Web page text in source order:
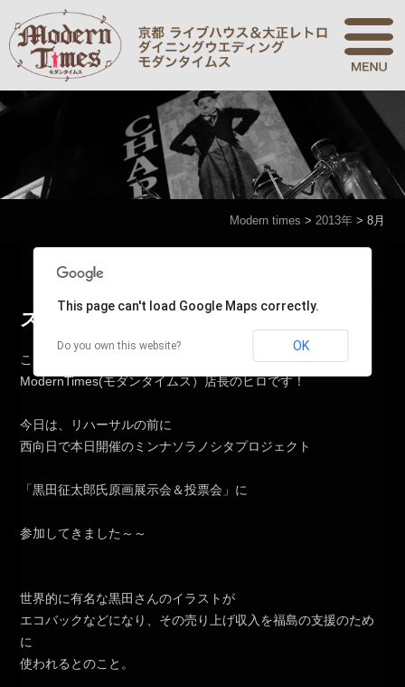
Modern times > 2013年> 8月
スローミュージック
こんにちは！京都木屋町ライブ&ダイニング&ウエディング
ModernTimes(モダンタイムス）店長のヒロです！
今日は、リハーサルの前に
西向日で本日開催のミンナソラノシタプロジェクト
「黒田征太郎氏原画展示会＆投票会」に
参加してきました～～
世界的に有名な黒田さんのイラストが
エコバックなどになり、その売り上げ収入を福島の支援のため
に
使われるとのこと。
This page can't load Google Maps correctly.
Do you own this website? OK